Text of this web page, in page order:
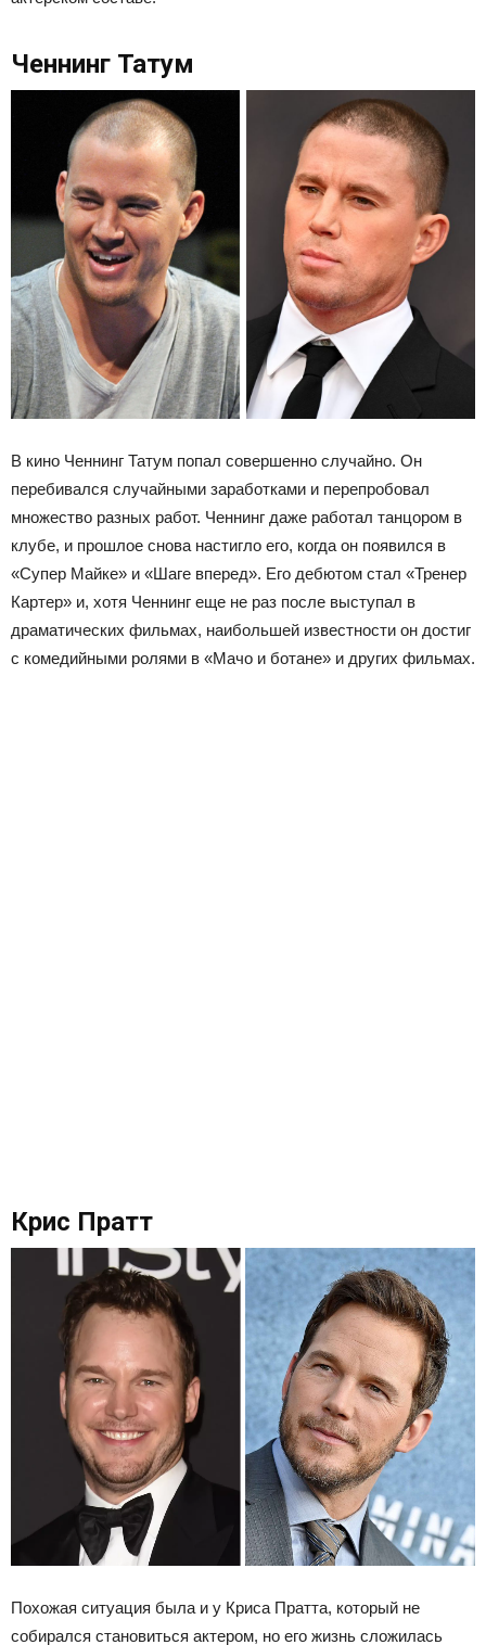
Ченнинг Татум
В кино Ченнинг Татум попал совершенно случайно. Он
перебивался случайными заработками и перепробовал
множество разных работ. Ченнинг даже работал танцором в
клубе, и прошлое снова настигло его, когда он появился в
«Супер Майке» и «Шаге вперед». Его дебютом стал «Тренер
Картер» и, хотя Ченнинг еще не раз после выступал в
драматических фильмах, наибольшей известности он достиг
с комедийными ролями в «Мачо и ботане» и других фильмах.
Крис Пратт
Похожая ситуация была и у Криса Пратта, который не
собирался становиться актером, но его жизнь сложилась